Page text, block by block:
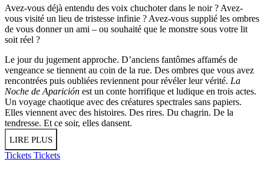
Avez-vous déjà entendu des voix chuchoter dans le noir ? Avez-
vous visité un lieu de tristesse infinie ? Avez-vous supplié les ombres
de vous donner un ami – ou souhaité que le monstre sous votre lit
soit réel ?
Le jour du jugement approche. D’anciens fantômes affamés de
vengeance se tiennent au coin de la rue. Des ombres que vous avez
rencontrées puis oubliées reviennent pour révéler leur vérité. La
Noche de Aparición est un conte horrifique et ludique en trois actes.
Un voyage chaotique avec des créatures spectrales sans papiers.
Elles viennent avec des histoires. Des rires. Du chagrin. De la
tendresse. Et ce soir, elles dansent.
LIRE PLUS
Tickets Tickets